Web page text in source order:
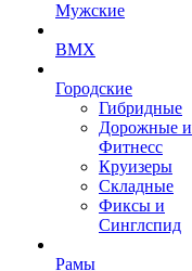
Мужские
BMX
Городские
Гибридные
Дорожные и
Фитнесс
Круизеры
Складные
Фиксы и
Синглспид
Рамы